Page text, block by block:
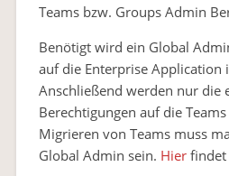
Teams bzw. Groups Admin
Benötigt wird ein Global
auf die Enterprise Application
Anschließend werden nur die
Berechtigungen auf die
Migrieren von Teams muss
Global Admin sein. Hierfindet